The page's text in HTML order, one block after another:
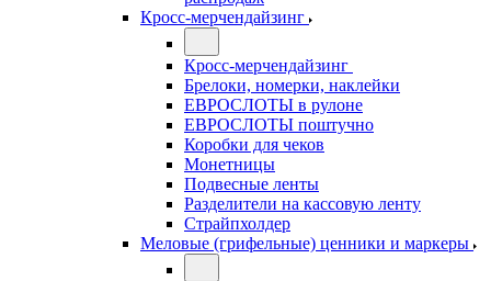
Кросс-мерчендайзинг
Кросс-мерчендайзинг
Брелоки, номерки, наклейки
ЕВРОСЛОТЫ в рулоне
ЕВРОСЛОТЫ поштучно
Коробки для чеков
Монетницы
Подвесные ленты
Разделители на кассовую ленту
Страйпхолдер
Меловые (грифельные) ценники и маркеры